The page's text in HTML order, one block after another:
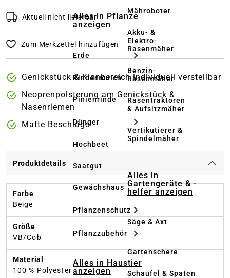
Alles in Pflanze
anzeigen
Erde
Rindenmulch
Pinienrinde
Dünger
Hochbeet
Saatgut
Gewächshaus
Pflanzenschutz
Pflanzzubehör
Alles in Haustier
anzeigen
Mähroboter
Akku- &
Elektro-
Rasenmäher
Benzin-
Rasenmäher
Rasentraktoren
& Aufsitzmäher
Vertikutierer &
Spindelmäher
Alles in
Gartengeräte & -
helfer anzeigen
Säge & Axt
Gartenschere
Schaufel & Spaten
Aktuell nicht lieferbar
Zum Merkzettel hinzufügen
Genickstück & Kinnbereich individuell verstellbar
Neoprenpolsterung am Genickstück &
Nasenriemen
Matte Beschläge
Produktdetails
Farbe
Beige
Größe
VB/Cob
Material
100 % Polyester